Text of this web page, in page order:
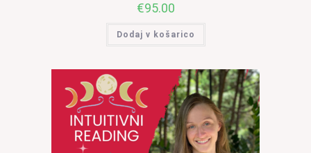
€95.00
Dodaj v košarico